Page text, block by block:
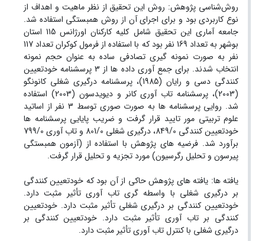
روش‌شناسی پژوهش: روش این تحقیق از نظر ماهیت و اهداف از
نوع کاربردی بود و برای اجرای آن از روش همبستگی استفاده شد.
جامعه آماری این تحقیق شامل کلیه کارکنان اورژانس 115 استان
بوشهر به تعداد 169 نفر بود که با استفاده از فرمول کوکران تعداد 117
نفر به صورت نمونه گیری تصادفی ساده به عنوان حجم نمونه
انتخاب شدند. برای جمع آوری داده ها از 3 پرسشنامه خودتعیین
کنندگی دسی و رایان (1985)، پرسشنامه درگیری شغلی کانونگو
(2003)، پرسشنامه تاب آوری کانر و دیویدسون (2003) استفاده
شد. روایی پرسشنامه ها به صورت صوری توسط 3 نفر از اساتید
علوم تربیتی مور تایید قرار گرفت و ضریب پایایی پرسشنامه ها
خودتعیین کنندگی 849/0، درگیری شغلی 801/0 و تاب آوری 799/0
برآورد شد. فرضیه های پژوهش با استفاده از (آزمون همبستگی
پیرسون و تحلیل رگرسیون) مورد تجزیه و تحلیل قرار گرفت.
یافته ها: یافته های پژوهش حاکی از آن بود که خودتعیین کنندگی
بر درگیری شغلی با واسطه گری تاب آوری تأثیر مثبت دارد.
خودتعیین کنندگی بر درگیری شغلی تأثیر مثبت دارد. خودتعیین
کنندگی بر تاب آوری تأثیر مثبت دارد. خودتعیین کنندگی بر
درگیری شغلی با کنترل تاب آوری تأثیر مثبت دارد.